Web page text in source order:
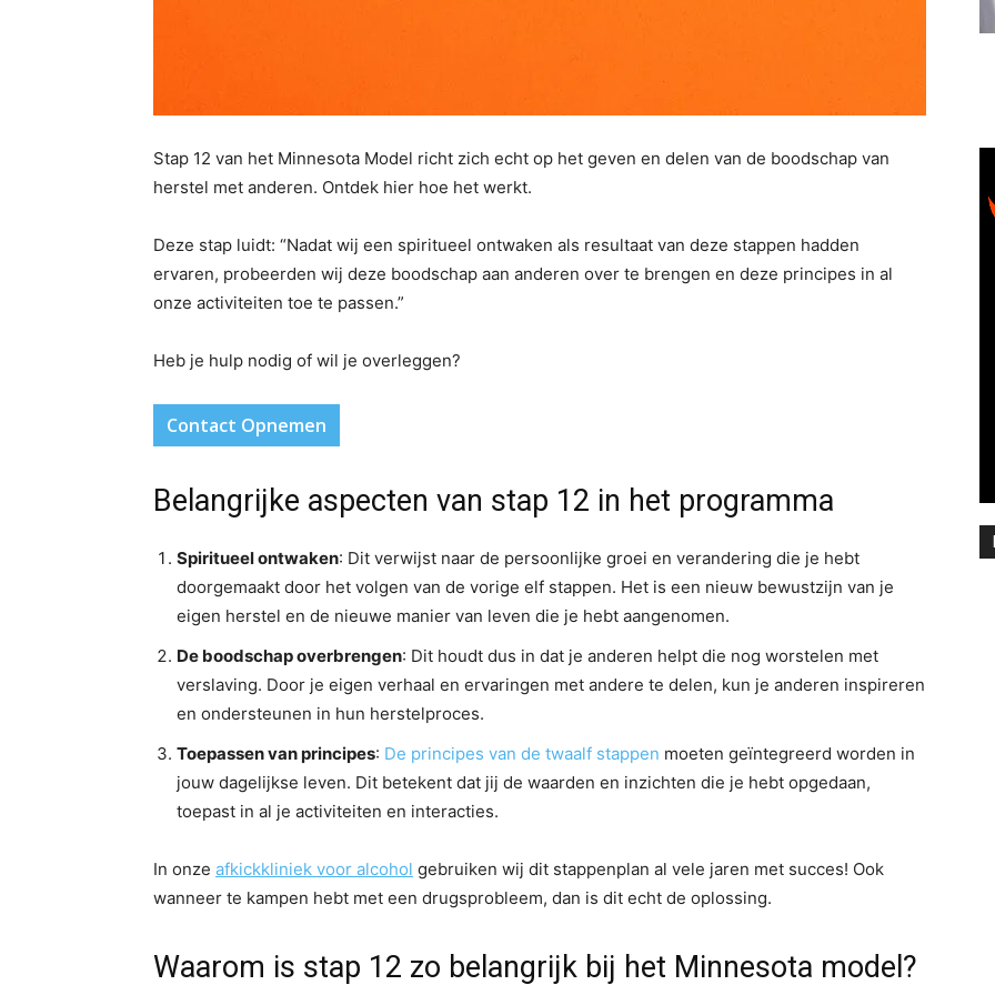
Stap 12 van het Minnesota Model richt zich echt op het geven en delen van de boodschap van
herstel met anderen. Ontdek hier hoe het werkt.
Deze stap luidt: “Nadat wij een spiritueel ontwaken als resultaat van deze stappen hadden
ervaren, probeerden wij deze boodschap aan anderen over te brengen en deze principes in al
onze activiteiten toe te passen.”
Heb je hulp nodig of wil je overleggen?
Contact Opnemen
Belangrijke aspecten van stap 12 in het programma
Spiritueel ontwaken: Dit verwijst naar de persoonlijke groei en verandering die je hebt
doorgemaakt door het volgen van de vorige elf stappen. Het is een nieuw bewustzijn van je
eigen herstel en de nieuwe manier van leven die je hebt aangenomen.
De boodschap overbrengen: Dit houdt dus in dat je anderen helpt die nog worstelen met
verslaving. Door je eigen verhaal en ervaringen met andere te delen, kun je anderen inspireren
en ondersteunen in hun herstelproces.
Toepassen van principes: De principes van de twaalf stappen moeten geïntegreerd worden in
jouw dagelijkse leven. Dit betekent dat jij de waarden en inzichten die je hebt opgedaan,
toepast in al je activiteiten en interacties.
In onze afkickkliniek voor alcohol gebruiken wij dit stappenplan al vele jaren met succes! Ook
wanneer te kampen hebt met een drugsprobleem, dan is dit echt de oplossing.
Waarom is stap 12 zo belangrijk bij het Minnesota model?